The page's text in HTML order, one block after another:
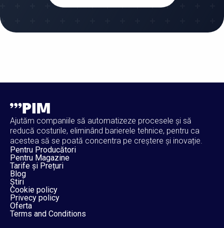
Ajutăm companiile să automatizeze procesele și să
reducă costurile, eliminând barierele tehnice, pentru ca
acestea să se poată concentra pe creștere și inovație.
Pentru Producători
Pentru Magazine
Tarife și Prețuri
Blog
Știri
Cookie policy
Privecy policy
Oferta
Terms and Conditions